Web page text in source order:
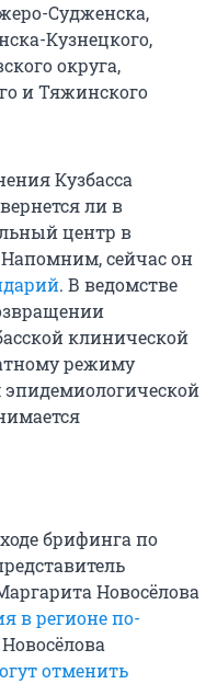
Судженска,
Кузнецкого,
округа,
и Тяжинского
Кузбасса
ли в
центр в
сейчас он
. В ведомстве
клинической
режиму
эпидемиологической
брифинга по
Новосёлова
в регионе по-
отменить